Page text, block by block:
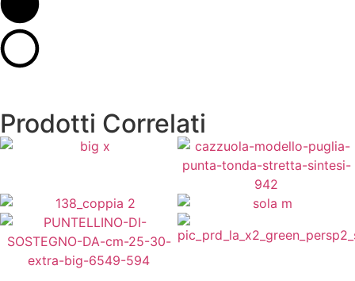
Prodotti Correlati
10,00 €
Vedi Varianti
15,00€
Aggiungi al Carrello
A partire da 39,00
Vedi Varianti
5,50€